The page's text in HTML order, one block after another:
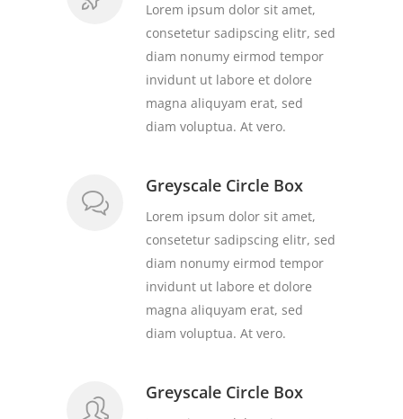
Lorem ipsum dolor sit amet,
consetetur sadipscing elitr, sed
diam nonumy eirmod tempor
invidunt ut labore et dolore
magna aliquyam erat, sed
diam voluptua. At vero.
Greyscale Circle Box
Lorem ipsum dolor sit amet,
consetetur sadipscing elitr, sed
diam nonumy eirmod tempor
invidunt ut labore et dolore
magna aliquyam erat, sed
diam voluptua. At vero.
Greyscale Circle Box